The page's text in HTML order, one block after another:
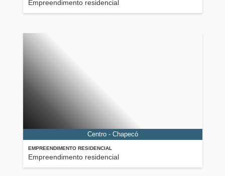
Empreendimento residencial
EMPREENDIMENTO RESIDENCIAL
Empreendimento residencial
Centro - Chapecó